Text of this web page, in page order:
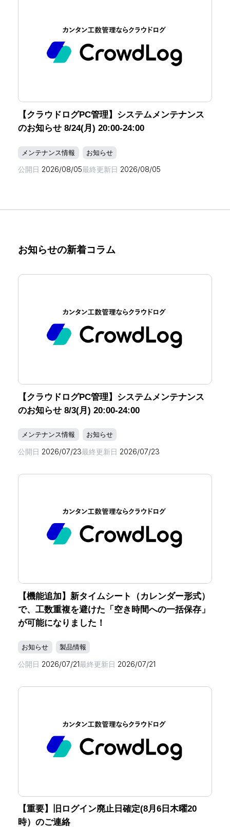
【クラウドログPC管理】システムメンテナンス
のお知らせ 8/24(月) 20:00-24:00
メンテナンス情報 お知らせ
公開日 2026/08/05最終更新日 2026/08/05
お知らせの新着コラム
【クラウドログPC管理】システムメンテナンス
のお知らせ 8/3(月) 20:00-24:00
メンテナンス情報 お知らせ
公開日 2026/07/23最終更新日 2026/07/23
【機能追加】新タイムシート（カレンダー形式）
で、工数重複を避けた「空き時間への一括保存」
が可能になりました！
お知らせ 製品情報
公開日 2026/07/21最終更新日 2026/07/21
【重要】旧ログイン廃止日確定(8月6日木曜20
時）のご連絡